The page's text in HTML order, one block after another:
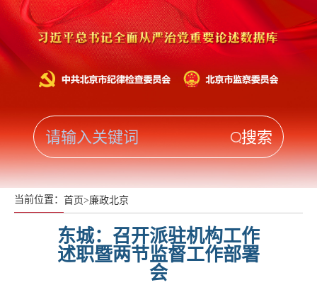
当前位置： 首页>廉政北京
东城：召开派驻机构工作
述职暨两节监督工作部署
会